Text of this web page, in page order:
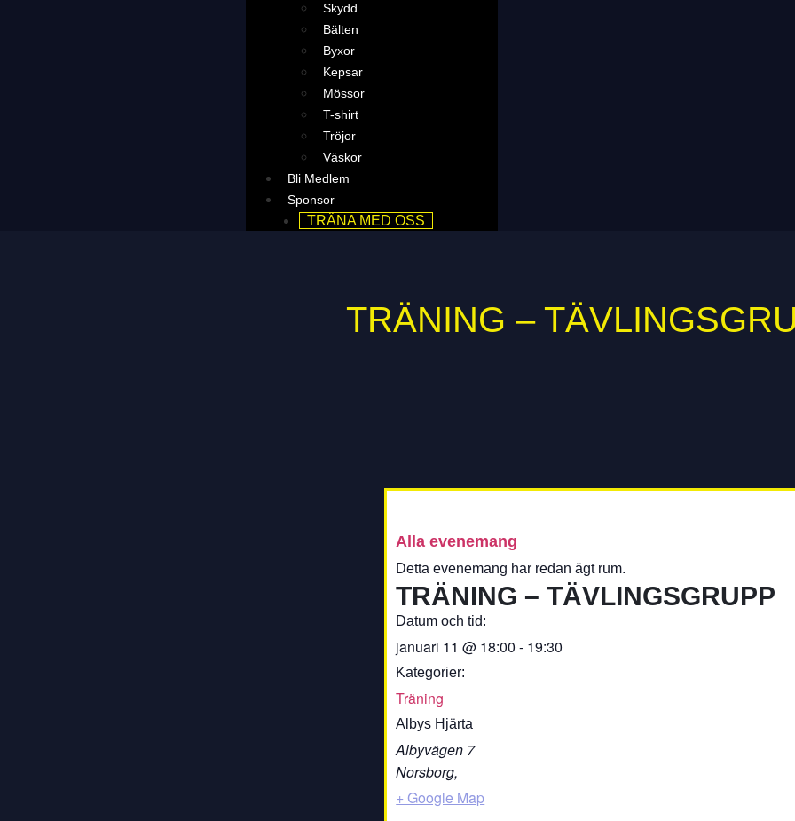
Skydd
Bälten
Byxor
Kepsar
Mössor
T-shirt
Tröjor
Väskor
Bli Medlem
Sponsor
TRÄNA MED OSS
TRÄNING –
Alla evenemang
Detta evenemang har redan ägt rum.
TRÄNING – TÄVLINGSGRUPP
Datum och tid:
januari 11 @ 18:00 - 19:30
Kategorier:
Träning
Albys Hjärta
Albyvägen 7
Norsborg,
+ Google Map